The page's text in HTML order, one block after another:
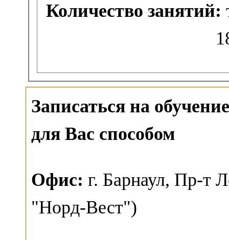
Количество занятий:
Записаться на
для Вас способом
Офис: г. Барнаул, Пр-т
"Норд-Вест")